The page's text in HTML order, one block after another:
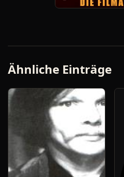
Ähnliche Einträge